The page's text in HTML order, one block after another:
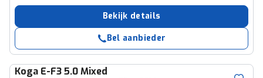
Bekijk details
Bel aanbieder
Koga E-F3 5.0 Mixed